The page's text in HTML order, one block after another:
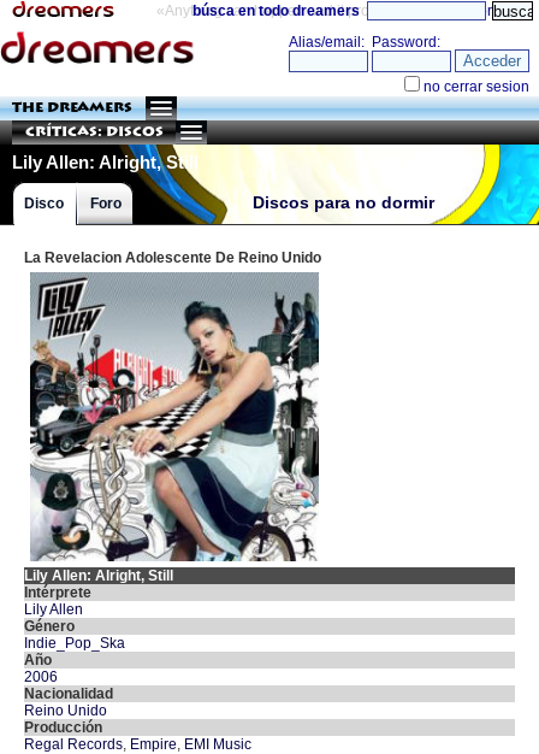
«Anything can happen and it probably will» directorio
búsca en todo dreamers
THE DREAMERS
Críticas: Discos
Lily Allen: Alright, Still
Discos para no dormir
Disco Foro
La Revelacion Adolescente De Reino Unido
Lily Allen: Alright, Still
Intérprete
Lily Allen
Género
Indie_Pop_Ska
Año
2006
Nacionalidad
Reino Unido
Producción
Regal Records, Empire, EMI Music